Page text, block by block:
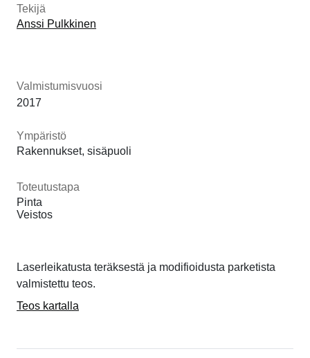
Tekijä
Anssi Pulkkinen
Valmistumisvuosi
2017
Ympäristö
Rakennukset, sisäpuoli
Toteutustapa
Pinta
Veistos
Laserleikatusta teräksestä ja modifioidusta parketista
valmistettu teos.
Teos kartalla